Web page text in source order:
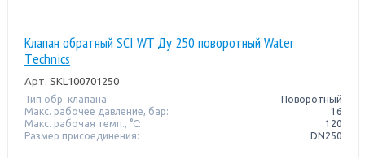
Клапан обратный SCI WT Ду 250 поворотный Water
Тechnics
Арт. SKL100701250
Тип обр. клапана:
Поворотный
Макс. рабочее давление, бар:
16
Макс. рабочая темп., °С:
120
Размер присоединения:
DN250